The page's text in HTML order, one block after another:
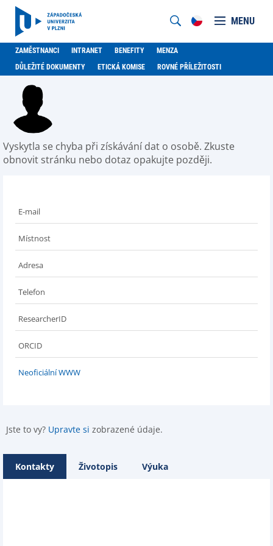
MENU
ZAMĚSTNANCI INTRANET BENEFITY
MENZA
DŮLEŽITÉ DOKUMENTY
ETICKÁ KOMISE ROVNÉ PŘÍLEŽITOSTI
Vyskytla se chyba při získávání dat o osobě. Zkuste
obnovit stránku nebo dotaz opakujte později.
E-mail
Místnost
Adresa
Telefon
ResearcherID
ORCID
Neoficiální WWW
Jste to vy? Upravte si zobrazené údaje.
Kontakty Životopis Výuka